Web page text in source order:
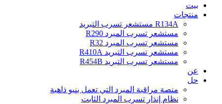
بيت
منتجات
R134A مستشعر تسرب التبريد
مستشعر تسرب المبرد R290
مستشعر تسرب المبرد R32
مستشعر تسرب التبريد R410A
مستشعر تسرب التبريد R454B
عن
حل
منصة مراقبة المبرد التي تعمل بنيو ذاهبة
نظام إنذار تسرب المبرد الثابت